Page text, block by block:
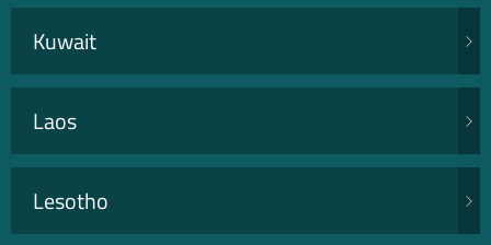
Kuwait
Laos
Lesotho